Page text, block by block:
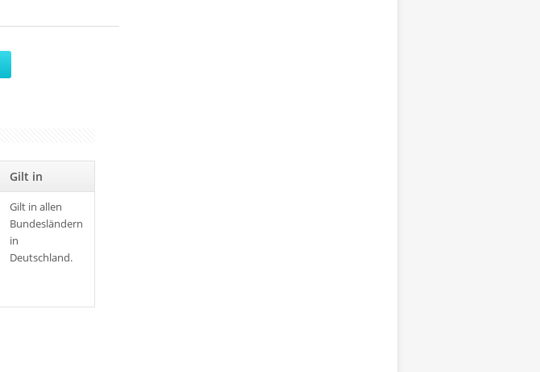
Gilt in
Gilt in allen
Bundesländern
in
Deutschland.